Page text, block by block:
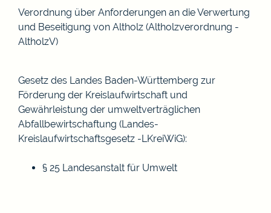
Verordnung über Anforderungen an die Verwertung
und Beseitigung von Altholz (Altholzverordnung -
AltholzV)
Gesetz des Landes Baden-Württemberg zur
Förderung der Kreislaufwirtschaft und
Gewährleistung der umweltverträglichen
Abfallbewirtschaftung (Landes-
Kreislaufwirtschaftsgesetz -LKreiWiG):
§ 25 Landesanstalt für Umwelt